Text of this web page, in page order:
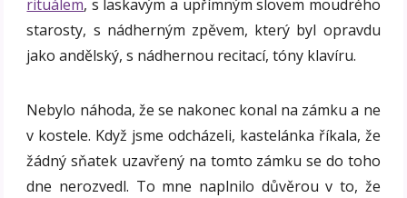
rituálem, s laskavým a upřímným slovem moudrého
starosty, s nádherným zpěvem, který byl opravdu
jako andělský, s nádhernou recitací, tóny klavíru.
Nebylo náhoda, že se nakonec konal na zámku a ne
v kostele. Když jsme odcházeli, kastelánka říkala, že
žádný sňatek uzavřený na tomto zámku se do toho
dne nerozvedl. To mne naplnilo důvěrou v to, že